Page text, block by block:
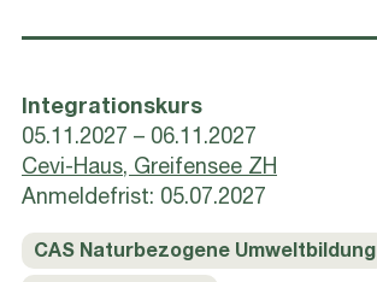
Integrationskurs
05.11.2027 – 06.11.2027
Cevi-Haus, Greifensee ZH
Anmeldefrist: 05.07.2027
CAS Naturbezogene Umweltbildung